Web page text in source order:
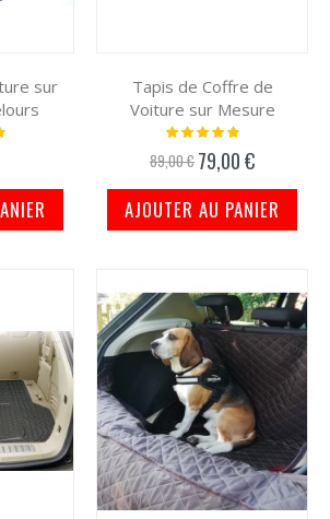
sur
Tapis de Coffre de
Voiture sur Mesure
Notation:
89,00 € Prix
spécial
79,00 €
AJOUTER AU PANIER